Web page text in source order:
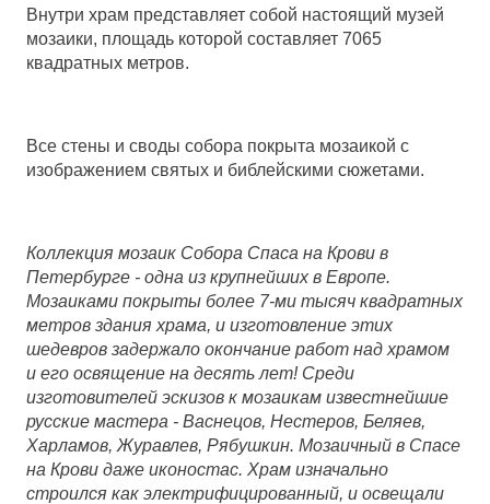
Внутри храм представляет собой настоящий музей
мозаики, площадь которой составляет 7065
квадратных метров.
Все стены и своды собора покрыта мозаикой с
изображением святых и библейскими сюжетами.
Коллекция мозаик Собора Спаса на Крови в
Петербурге - одна из крупнейших в Европе.
Мозаиками покрыты более 7-ми тысяч квадратных
метров здания храма, и изготовление этих
шедевров задержало окончание работ над храмом
и его освящение на десять лет! Среди
изготовителей эскизов к мозаикам известнейшие
русские мастера - Васнецов, Нестеров, Беляев,
Харламов, Журавлев, Рябушкин. Мозаичный в Спасе
на Крови даже иконостас. Храм изначально
строился как электрифицированный, и освещали